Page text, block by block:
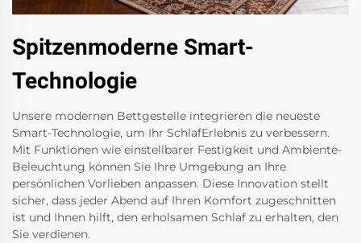
Spitzenmoderne Smart-
Technologie
Unsere modernen Bettgestelle integrieren die neueste
Smart-Technologie, um Ihr SchlafErlebnis zu verbessern.
Mit Funktionen wie einstellbarer Festigkeit und Ambiente-
Beleuchtung können Sie Ihre Umgebung an Ihre
persönlichen Vorlieben anpassen. Diese Innovation stellt
sicher, dass jeder Abend auf Ihren Komfort zugeschnitten
ist und Ihnen hilft, den erholsamen Schlaf zu erhalten, den
Sie verdienen.